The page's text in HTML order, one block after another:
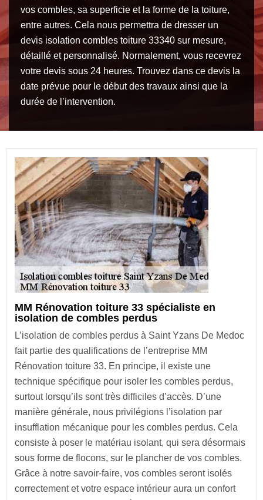
vos combles, sa superficie et la forme de la toiture,
entre autres. Cela nous permettra de dresser un
devis isolation combles toiture 33340 sur mesure,
détaillé et personnalisé. Normalement, vous recevrez
votre devis sous 24 heures. Trouvez dans ce devis la
date prévue pour le début des travaux ainsi que la
durée de l’intervention.
MM Rénovation toiture 33 spécialiste en
isolation de combles perdus
L’isolation de combles perdus à Saint Yzans De Medoc
fait partie des qualifications de l’entreprise MM
Rénovation toiture 33. En principe, il existe une
technique spécifique pour isoler les combles perdus,
surtout lorsqu’ils sont très difficiles d’accès. D’une
manière générale, nous privilégions l’isolation par
insufflation mécanique pour les combles perdus. Cela
consiste à poser le matériau isolant, qui sera désormais
sous forme de flocons, sur le plancher de vos combles.
Grâce à notre savoir-faire, vos combles seront isolés
correctement et votre espace intérieur aura un confort